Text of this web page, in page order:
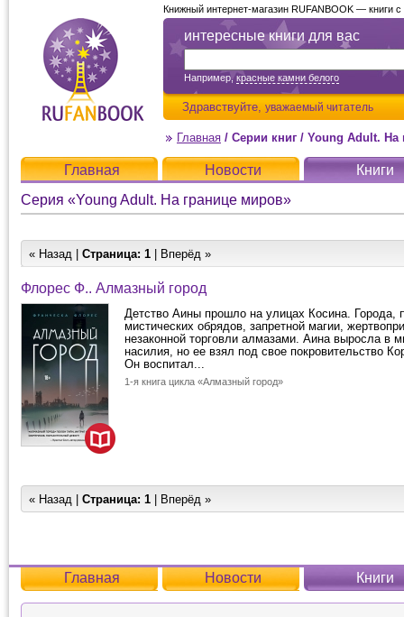
интересные книги для вас
Например,красные камни белого
Здравствуйте, уважаемый читатель
Книжный интернет-магазин RUFANBOOK — книги
Главная / Серии книг / Young Adult. На
Главная Новости
Книги
Серия «Young Adult. На границе миров»
« Назад | Страница: 1 | Вперёд »
Флорес Ф.. Алмазный город
Детство Аины прошло на улицах Косина. Города,
мистических обрядов, запретной магии,
незаконной торговли алмазами. Аина выросла в
насилия, но ее взял под свое покровительство
Он воспитал...
1-я книга цикла «Алмазный город»
« Назад | Страница: 1 | Вперёд »
Главная Новости Книги